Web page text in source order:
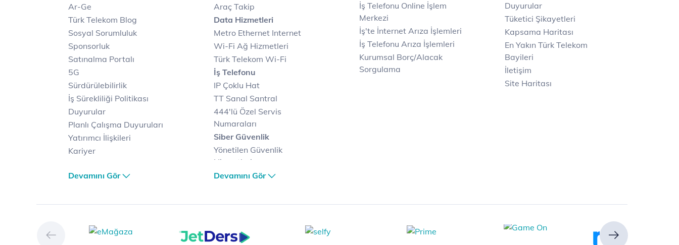
Ar-Ge
Türk Telekom Blog
Sosyal Sorumluluk
Sponsorluk
Satınalma Portalı
5G
Sürdürülebilirlik
İş Sürekliliği Politikası
Duyurular
Planlı Çalışma Duyuruları
Yatırımcı İlişkileri
Kariyer
Dağıtım
Hizmet Kalitesi Raporları
Vizyon & Değerlerimiz
Devamını Gör
Araç Takip
Data Hizmetleri
Metro Ethernet Internet
Wi-Fi Ağ Hizmetleri
Türk Telekom Wi-Fi
İş Telefonu
IP Çoklu Hat
TT Sanal Santral
444'lü Özel Servis
Numaraları
Siber Güvenlik
Yönetilen Güvenlik
Hizmetleri
Siber Güvenlik Merkezi
Sanal Veri Merkezi
Devamını Gör
İş Telefonu Online İşlem
Merkezi
İş'te İnternet Arıza İşlemleri
İş Telefonu Arıza İşlemleri
Kurumsal Borç/Alacak
Sorgulama
Duyurular
Tüketici Şikayetleri
Kapsama Haritası
En Yakın Türk Telekom
Bayileri
İletişim
Site Haritası